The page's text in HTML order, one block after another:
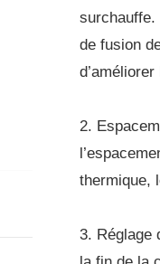
surchauffe.
de fusion
2.
thermique,
3. Réglage